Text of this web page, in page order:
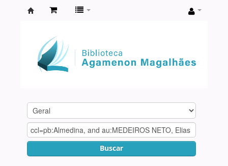
Agamenon
Magalhães
Buscar